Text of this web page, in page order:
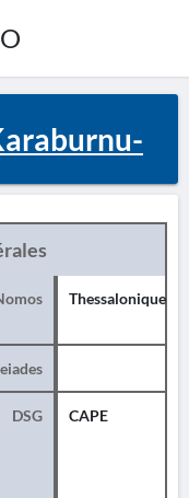
Thessalonique
DSG CAPE